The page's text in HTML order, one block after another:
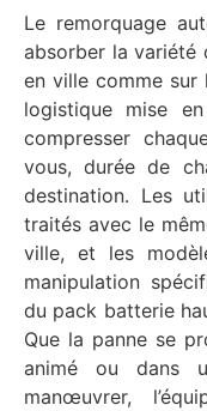
Le remorquage
absorber la variété
en ville comme sur
logistique mise
compresser
vous, durée de
destination. Les
traités avec le
ville, et les
manipulation
du pack batterie
Que la panne se
animé ou dans
manœuvrer,